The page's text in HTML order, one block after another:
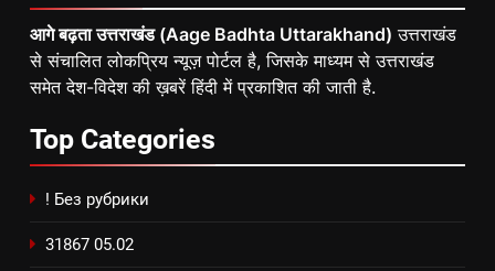
आगे बढ़ता उत्तराखंड (Aage Badhta Uttarakhand) उत्तराखंड
से संचालित लोकप्रिय न्यूज़ पोर्टल है, जिसके माध्यम से उत्तराखंड
समेत देश-विदेश की ख़बरें हिंदी में प्रकाशित की जाती है.
Top Categories
! Без рубрики
31867 05.02